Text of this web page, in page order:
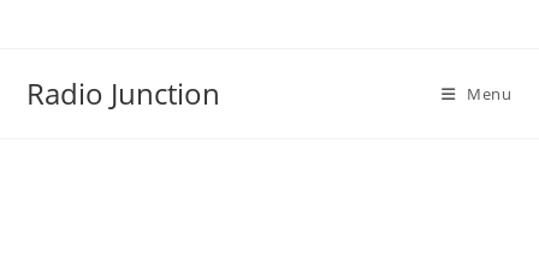
Radio Junction Menu